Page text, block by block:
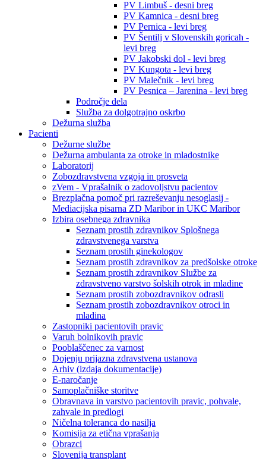
PV Limbuš - desni breg
PV Kamnica - desni breg
PV Pernica - levi breg
PV Šentilj v Slovenskih goricah -
levi breg
PV Jakobski dol - levi breg
PV Kungota - levi breg
PV Malečnik - levi breg
PV Pesnica – Jarenina - levi breg
Področje dela
Služba za dolgotrajno oskrbo
Dežurna služba
Pacienti
Dežurne službe
Dežurna ambulanta za otroke in mladostnike
Laboratorij
Zobozdravstvena vzgoja in prosveta
zVem - Vprašalnik o zadovoljstvu pacientov
Brezplačna pomoč pri razreševanju nesoglasij -
Mediacijska pisarna ZD Maribor in UKC Maribor
Izbira osebnega zdravnika
Seznam prostih zdravnikov Splošnega
zdravstvenega varstva
Seznam prostih ginekologov
Seznam prostih zdravnikov za predšolske otroke
Seznam prostih zdravnikov Službe za
zdravstveno varstvo šolskih otrok in mladine
Seznam prostih zobozdravnikov odrasli
Seznam prostih zobozdravnikov otroci in
mladina
Zastopniki pacientovih pravic
Varuh bolnikovih pravic
Pooblaščenec za varnost
Dojenju prijazna zdravstvena ustanova
Arhiv (izdaja dokumentacije)
E-naročanje
Samoplačniške storitve
Obravnava in varstvo pacientovih pravic, pohvale,
zahvale in predlogi
Ničelna toleranca do nasilja
Komisija za etična vprašanja
Obrazci
Slovenija transplant